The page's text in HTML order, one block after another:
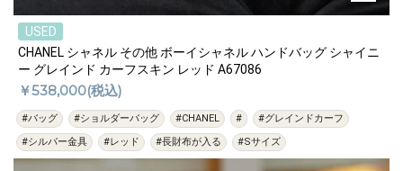
USED
CHANEL シャネル その他 ボーイシャネル ハンドバッグ シャイニ
ー グレインド カーフスキン レッド A67086
￥538,000(税込)
#バッグ #ショルダーバッグ #CHANEL #
#グレインドカーフ
#シルバー金具
#レッド #長財布が入る #Sサイズ